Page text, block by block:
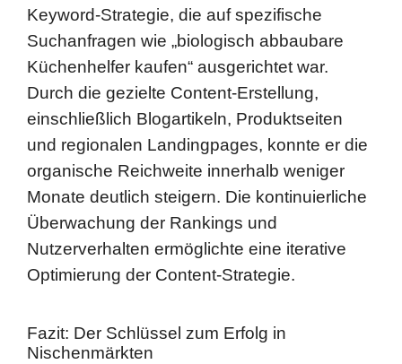
Durch die gezielte Content-Erstellung,
einschließlich Blogartikeln, Produktseiten
und regionalen Landingpages, konnte er die
organische Reichweite innerhalb weniger
Monate deutlich steigern. Die kontinuierliche
Überwachung der Rankings und
Nutzerverhalten ermöglichte eine iterative
Optimierung der Content-Strategie.
Fazit: Der Schlüssel zum Erfolg in
Nischenmärkten
Die gezielte Kombination aus tiefgehender
Zielgruppenanalyse und präziser Keyword-